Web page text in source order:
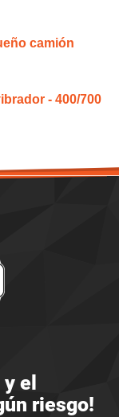
camión
- 400/700
y el
riesgo!